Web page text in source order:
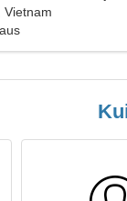
Vietnam